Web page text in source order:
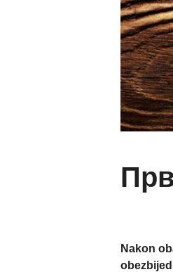
Nakon